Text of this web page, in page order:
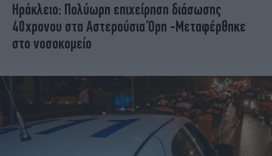
Ηράκλειο: Πολύωρη επιχείρηση διάσωσης
40χρονου στα Αστερούσια Όρη -Μεταφέρθηκε
στο νοσοκομείο